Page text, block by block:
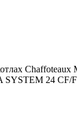
Chaffoteaux
SYSTEM 24 CF/